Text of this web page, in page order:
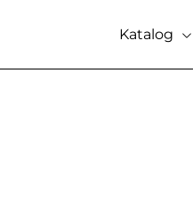
Katalog